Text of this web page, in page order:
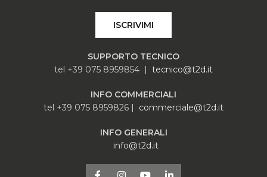
ISCRIVIMI
SUPPORTO TECNICO
tel +39 075 8959854 | tecnico@t2d.it
INFO COMMERCIALI
tel +39 075 8959826 | commerciale@t2d.it
INFO GENERALI
info@t2d.it